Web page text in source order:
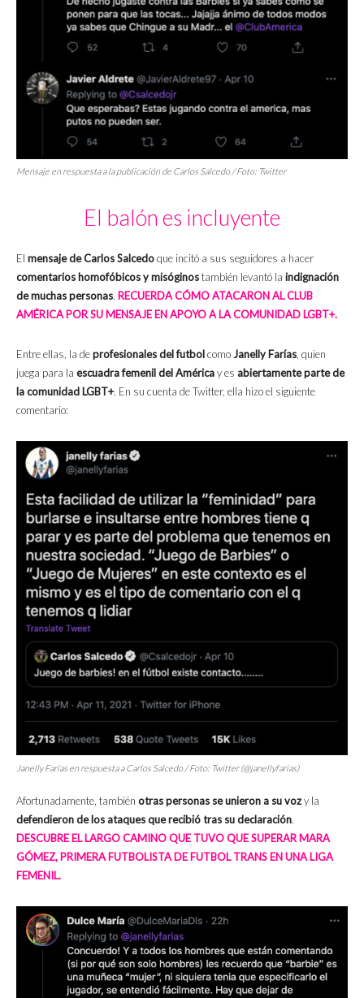
Mensaje en respuesta a la publicación de Carlos Salcedo / Foto: Twitter
El balón es incluyente
El mensaje de Carlos Salcedoque incitó a sus seguidores a hacer
comentarios homofóbicos y misóginostambién levantó la indignación
de muchas personas. RECUERDA CÓMO ATACARON AL CLUB
AMÉRICA POR SU MENSAJE EN APOYO A LA COMUNIDAD LGBT+.
Entre ellas, la deprofesionales del futbolcomo Janelly Farías , quien
juega para la escuadra femenil del Américay es abiertamente parte de
la comunidad LGBT+. En su cuenta de Twitter, ella hizo el siguiente
comentario:
Janelly Farías en respuesta a Carlos Salcedo / Foto: Twitter (@janellyfarias)
Afortunadamente, también otras personas se unieron a su vozy la
defendieron de los ataques que recibió tras su declaración.
DESCUBRE EL LARGO CAMINO QUE TUVO QUE SUPERAR MARA
GÓMEZ, PRIMERA FUTBOLISTA DE FUTBOL TRANS EN UNA LIGA
FEMENIL.